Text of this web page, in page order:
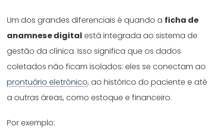
Um dos grandes diferenciais é quando a ficha de
anamnese digital está integrada ao sistema de
gestão da clínica. Isso significa que os dados
coletados não ficam isolados: eles se conectam ao
prontuário eletrônico, ao histórico do paciente e até
a outras áreas, como estoque e financeiro.
Por exemplo: